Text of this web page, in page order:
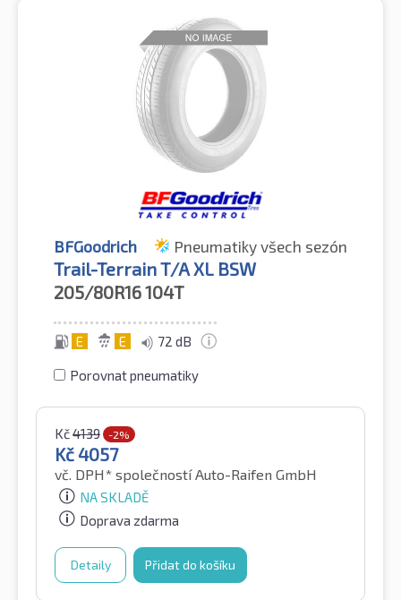
BFGoodrich Pneumatiky všech sezón
Trail-Terrain T/A XL BSW
205/80R16104T
E E 72 dB
Porovnat pneumatiky
Kč4139 -2%
Kč4057
vč. DPH* společností Auto-Raifen GmbH
NA SKLADĚ
Doprava zdarma
Detaily Přidat do košíku